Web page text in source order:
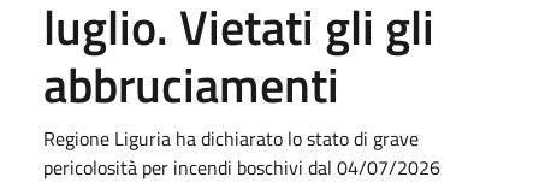
luglio. Vietati gli gli
abbruciamenti
Regione Liguria ha dichiarato lo stato di grave
pericolosità per incendi boschivi dal 04/07/2026